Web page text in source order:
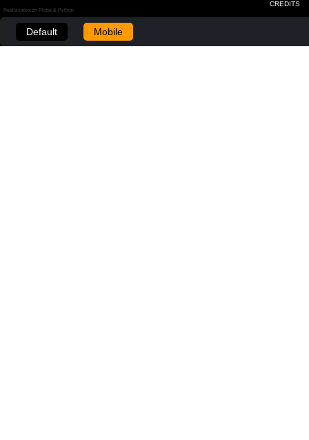
CREDITS
Realizzato con Plone & Python
Default Mobile